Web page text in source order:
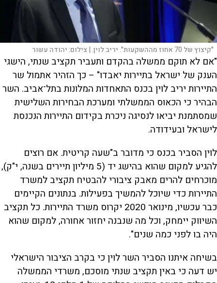
"קיצוץ של 70 אחוז מההשקעות". יריב לוין. | צילום:יהודה עשור
"אם לא תוקם ממשלה בהקדם ותעביר תקציב שנתי, הישגי
הענק של ישראל בתיירות יאבדו" – כך הזהיר אתמול שר
התיירות יריב לוין בכנס התאחדות המלונות בתל־אביב. השר
הבהיר כי הכאוס הממשלתי ומערכת הבחירות השלישית
שמסתמנת יביאו לנסיגה ניכרת בקידום התיירות הנכנסת
לישראל ובעידודה.
לוין הסביר בכנס כי מדובר ב"שעה קריטית. אם רוצים
להגיע למקום שהוא בהישג יד (5 מיליון תיירים בשנה, י"ק),
מוכרחים להרים מאבק ציבורי להבטיח תקציב למשרד
התיירות כדי שיוכל להמשיך בפעילות. בנתונים הקיימים
כבר עכשיו, מינואר 2020 יקרוס משרד התיירות. כל תקציב
השיווק יימחק, וכל מה שנבנה יחזור אחורה, למקום שהוא
היה בו לפני כמה שנים".
בשיחה איתנו הסביר השר לוין כי בקרב הציבור הישראלי
יש דעה כי באין תקציב שנתי מוסכם, משרדי הממשלה